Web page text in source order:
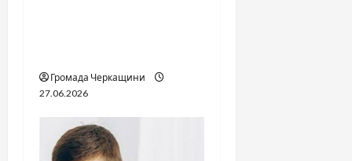
Громада Черкащини
27.06.2026